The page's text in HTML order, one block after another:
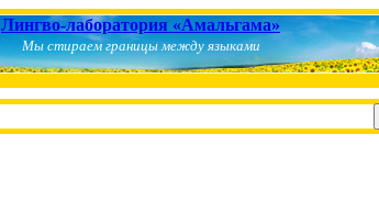
Лингво-лаборатория «Амальгама»
Мы стираем границы между языками